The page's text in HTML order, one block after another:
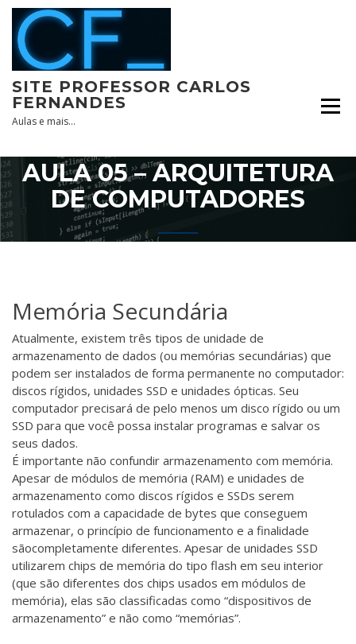
Skip
content
SITE PROFESSOR CARLOS
FERNANDES
Aulas e mais…
AULA 05 – ARQUITETURA
DE COMPUTADORES
Memória Secundária
Atualmente, existem três tipos de unidade de
armazenamento de dados (ou memórias secundárias) que
podem ser instalados de forma permanente no computador:
discos rígidos, unidades SSD e unidades ópticas. Seu
computador precisará de pelo menos um disco rígido ou um
SSD para que você possa instalar programas e salvar os
seus dados.
É importante não confundir armazenamento com memória.
Apesar de módulos de memória (RAM) e unidades de
armazenamento como discos rígidos e SSDs serem
rotulados com a capacidade de bytes que conseguem
armazenar, o princípio de funcionamento e a finalidade
sãocompletamente diferentes. Apesar de unidades SSD
utilizarem chips de memória do tipo flash em seu interior
(que são diferentes dos chips usados em módulos de
memória), elas são classificadas como “dispositivos de
armazenamento” e não como “memórias”.